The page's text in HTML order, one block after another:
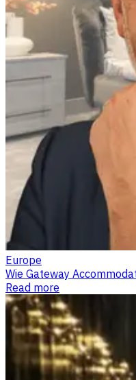
Europe
Wie Gateway
Read more